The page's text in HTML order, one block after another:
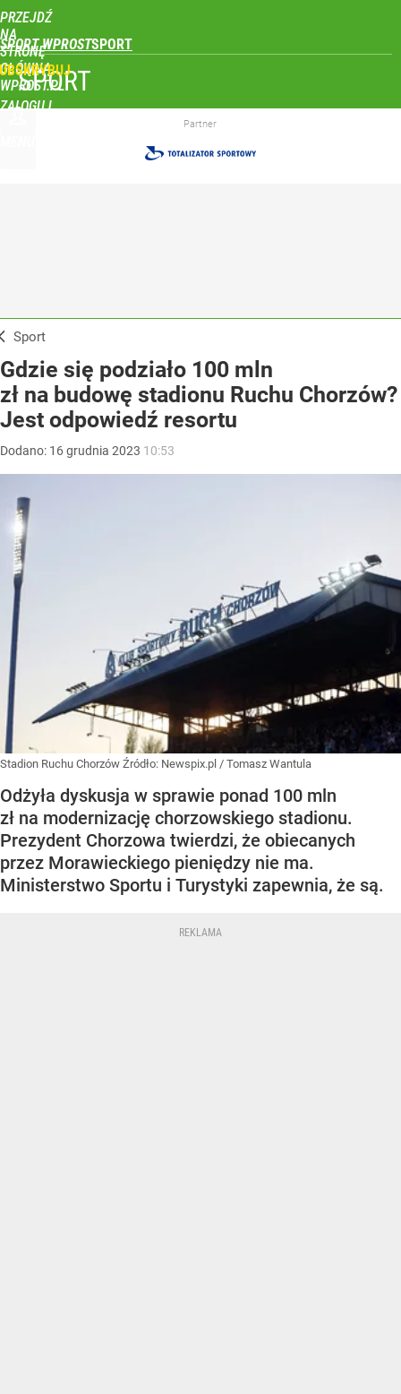
PRZEJDŹ
NA
STRONĘ
GŁÓWNĄ
WPROST.PL
SPORT WPROST
ZALOGUJ
SPORT
Partner
Sport
Gdzie się podziało 100 mln
zł na budowę stadionu Ruchu Chorzów?
Jest odpowiedź resortu
Dodano: 16grudnia 2023 10:53
Stadion Ruchu Chorzów Źródło: Newspix.pl / Tomasz Wantula
Odżyła dyskusja w sprawie ponad 100 mln
zł na modernizację chorzowskiego stadionu.
Prezydent Chorzowa twierdzi, że obiecanych
przez Morawieckiego pieniędzy nie ma.
Ministerstwo Sportu i Turystyki zapewnia, że są.